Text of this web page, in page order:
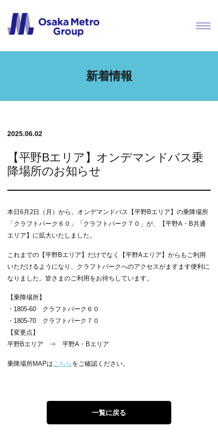
新着情報
2025.06.02
【平野Bエリア】オンデマンドバス乗
降場所のお知らせ
本日6月2日（月）から、オンデマンドバス【平野Bエリア】の乗降場所
「クラフトパーク６０」「クラフトパーク７０」が、【平野A・B共通
エリア】に拡大いたしました。
これまでの【平野Bエリア】だけでなく【平野Aエリア】からもご利用
いただけるようになり、クラフトパークへのアクセスがますます便利に
なりました。皆さまのご利用をお待ちしています。
【乗降場所】
・1805-60 クラフトパーク６０
・1805-70 クラフトパーク７０
【変更点】
平野Bエリア ⇒ 平野A・Bエリア
乗降場所MAPは こちら をご確認ください。
一覧に戻る